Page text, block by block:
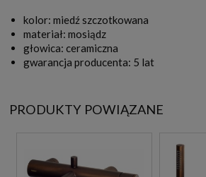
kolor: miedź szczotkowana
materiał: mosiądz
głowica: ceramiczna
gwarancja producenta: 5 lat
PRODUKTY POWIĄZANE